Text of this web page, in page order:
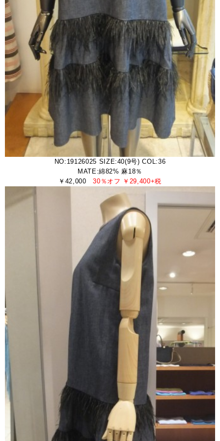
NO:19126025 SIZE:40(9号) COL:36
MATE:綿82% 麻18％
￥42,00030％オフ ￥29,400+税